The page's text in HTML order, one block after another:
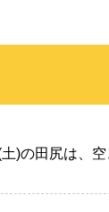
)の田尻は、